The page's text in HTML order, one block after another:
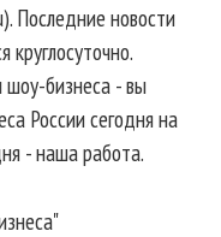
Последние новости
шоу-бизнеса - вы
России сегодня на
- наша работа.